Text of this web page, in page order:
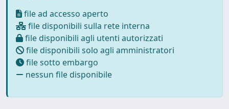
file ad accesso aperto
file disponibili sulla rete interna
file disponibili agli utenti autorizzati
file disponibili solo agli amministratori
file sotto embargo
nessun file disponibile